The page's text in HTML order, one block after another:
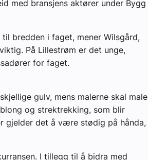
med bransjens aktører under Bygg
bredden i faget, mener Wilsgård,
På Lillestrøm er det unge,
for faget.
gulv, mens malerne skal male
og strektrekking, som blir
gjelder det å være stødig på hånda,
I tillegg til å bidra med